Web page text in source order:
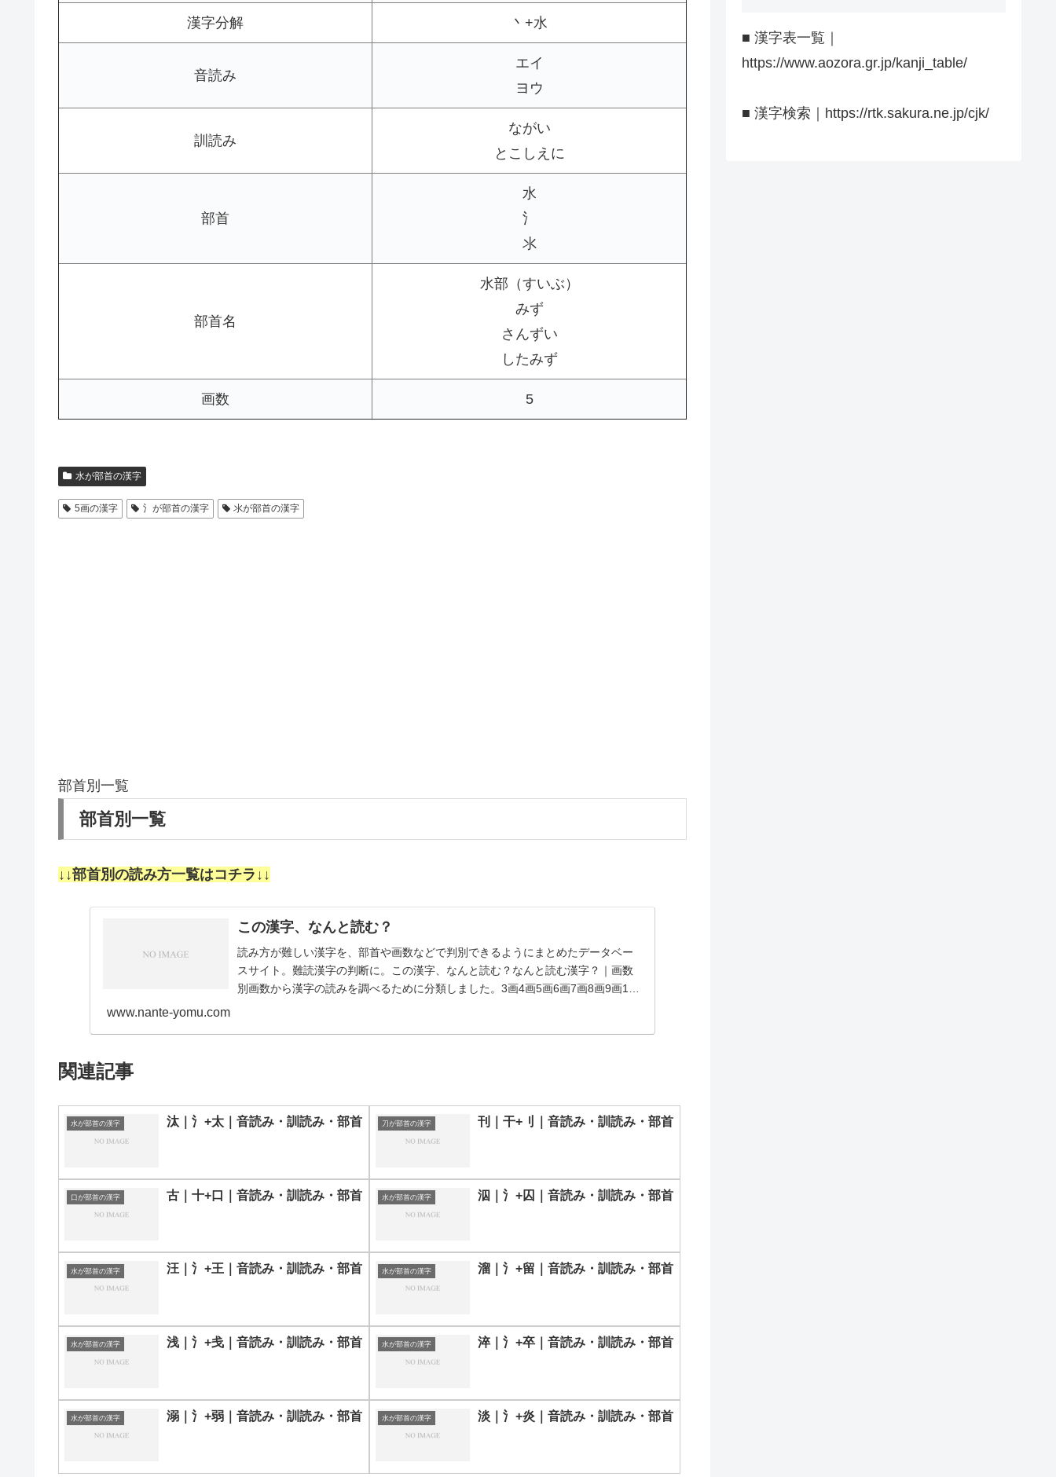
漢字分解 丶+水
音読み
エイ
ヨウ
訓読み
ながい
とこしえに
部首
水
氵
氺
部首名
水部（すいぶ）
みず
さんずい
したみず
画数 5
水が部首の漢字
5画の漢字 氵が部首の漢字 氺が部首の漢字
部首別一覧
部首別一覧
↓↓部首別の読み方一覧はコチラ↓↓
この漢字、なんと読む？
読み方が難しい漢字を、部首や画数などで判別できるようにまとめたデータベー
スサイト。難読漢字の判断に。この漢字、なんと読む？なんと読む漢字？｜画数
別画数から漢字の読みを調べるために分類しました。3画4画5画6画7画8画9画10
www.nante-yomu.com
関連記事
水が部首の漢字 汰｜氵+太｜音読み・訓読み・部首 刀が部首の漢字 刊｜干+刂｜音読み・訓読み・部首
口が部首の漢字 古｜十+口｜音読み・訓読み・部首 水が部首の漢字 泅｜氵+囚｜音読み・訓読み・部首
水が部首の漢字 汪｜氵+王｜音読み・訓読み・部首 水が部首の漢字 溜｜氵+留｜音読み・訓読み・部首
水が部首の漢字 浅｜氵+戋｜音読み・訓読み・部首 水が部首の漢字 淬｜氵+卒｜音読み・訓読み・部首
水が部首の漢字 溺｜氵+弱｜音読み・訓読み・部首 水が部首の漢字 淡｜氵+炎｜音読み・訓読み・部首
■ 漢字表一覧｜
https://www.aozora.gr.jp/kanji_table/
■ 漢字検索｜https://rtk.sakura.ne.jp/cjk/